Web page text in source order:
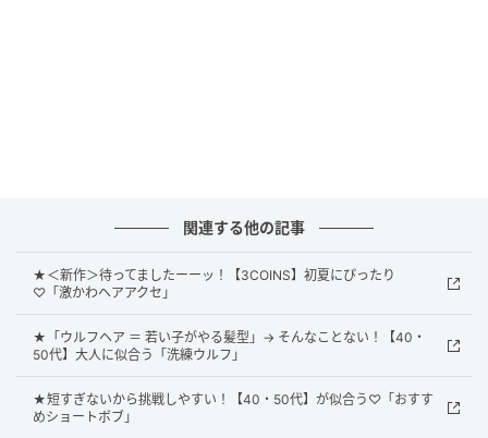
関連する他の記事
★＜新作＞待ってましたーーッ！【3COINS】初夏にぴったり
♡「激かわヘアアクセ」
★「ウルフヘア ＝ 若い子がやる髪型」→ そんなことない！【40・
50代】大人に似合う「洗練ウルフ」
★短すぎないから挑戦しやすい！【40・50代】が似合う♡「おすす
めショートボブ」